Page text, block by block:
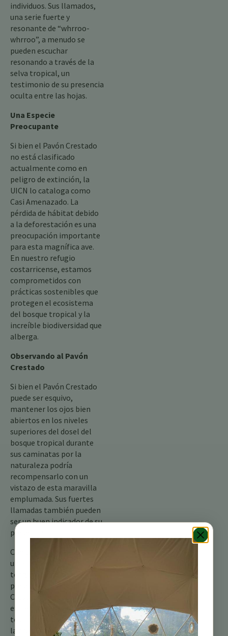
individuos. Sus llamados,
una serie fuerte y
resonante de “whrroo-
whrroo”, a menudo se
pueden escuchar
resonando a través de la
selva tropical, un
testimonio de su presencia
oculta entre las hojas.
Una Especie
Preocupante
Si bien el Pavón Crestado
no está clasificado
actualmente como en
peligro de extinción, la
UICN lo cataloga como
Casi Amenazado. La
pérdida de hábitat debido
a la deforestación es una
preocupación importante
para esta magnífica ave.
En nuestro refugio
costarricense, estamos
comprometidos con
prácticas sostenibles que
protegen el ecosistema
del bosque tropical y la
increíble biodiversidad que
alberga.
Observando al Pavón
Crestado
Si bien el Pavón Crestado
puede ser esquivo,
mantener los ojos bien
abiertos en los niveles
superiores del dosel del
bosque tropical durante
sus caminatas por la
naturaleza podría
recompensarlo con un
vistazo de esta maravilla
emplumada. Sus fuertes
llamadas también pueden
ser un buen indicador de su
presencia.
Con un poco de paciencia y
un ojo atento, quizás
tenga la suerte de
presenciar al Pavón
Crestado en todo su
esplendor, un verdadero
testimonio de la belleza y
la diversidad de la vida